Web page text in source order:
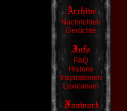
Nachrichten
Gerüchte
FAQ
Historie
Inspirationen
Lexicanum